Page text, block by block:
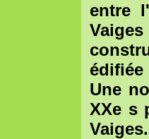
entre
Une
XXe s
Vaiges.